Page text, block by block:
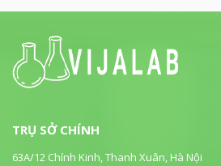
TRỤ SỞ CHÍNH
63A/12 Chính Kinh, Thanh Xuân, Hà Nội